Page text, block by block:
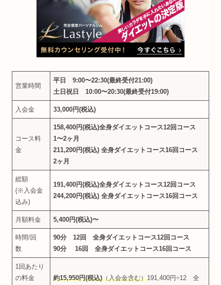
営業時間
平日 9:00〜22:30(最終受付21:00)
土日祝日 10:00〜20:30(最終受付19:00)
入会金 33,000円(税込)
コース料
金
158,400円(税込)全身ダイエットコース12回コース
1〜2ヶ月
211,200円(税込) 全身ダイエットコース16回コース
2ヶ月
総額
(※入会金
込み)
191,400円(税込)全身ダイエットコース12回コース
244,200円(税込) 全身ダイエットコース16回コース
月額料金 5,400円(税込)〜
時間/回
数
90分 12回 全身ダイエットコース12回コース
90分 16回 全身ダイエットコース16回コース
1回あたり
の料金
約15,950円(税込)（入会金含む）191,400円÷12 全